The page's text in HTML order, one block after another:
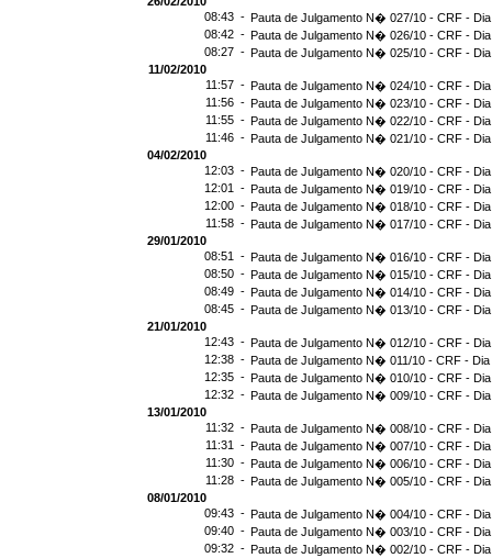
08:43 - Pauta de Julgamento N� 027/10 - CRF -
08:42 - Pauta de Julgamento N� 026/10 - CRF -
08:27 - Pauta de Julgamento N� 025/10 - CRF -
11/02/2010
11:57 - Pauta de Julgamento N� 024/10 - CRF -
11:56 - Pauta de Julgamento N� 023/10 - CRF -
11:55 - Pauta de Julgamento N� 022/10 - CRF -
11:46 - Pauta de Julgamento N� 021/10 - CRF -
04/02/2010
12:03 - Pauta de Julgamento N� 020/10 - CRF - Dia
12:01 - Pauta de Julgamento N� 019/10 - CRF -
12:00 - Pauta de Julgamento N� 018/10 - CRF -
11:58 - Pauta de Julgamento N� 017/10 - CRF -
29/01/2010
08:51 - Pauta de Julgamento N� 016/10 - CRF -
08:50 - Pauta de Julgamento N� 015/10 - CRF -
08:49 - Pauta de Julgamento N� 014/10 - CRF -
08:45 - Pauta de Julgamento N� 013/10 - CRF -
21/01/2010
12:43 - Pauta de Julgamento N� 012/10 - CRF -
12:38 - Pauta de Julgamento N� 011/10 - CRF - Dia
12:35 - Pauta de Julgamento N� 010/10 - CRF -
12:32 - Pauta de Julgamento N� 009/10 - CRF -
13/01/2010
11:32 - Pauta de Julgamento N� 008/10 - CRF -
11:31 - Pauta de Julgamento N� 007/10 - CRF -
11:30 - Pauta de Julgamento N� 006/10 - CRF -
11:28 - Pauta de Julgamento N� 005/10 - CRF -
08/01/2010
09:43 - Pauta de Julgamento N� 004/10 - CRF -
09:40 - Pauta de Julgamento N� 003/10 - CRF -
09:32 - Pauta de Julgamento N� 002/10 - CRF -